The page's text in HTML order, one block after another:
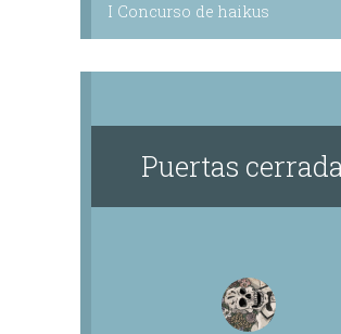
I Concurso de haikus
Puertas